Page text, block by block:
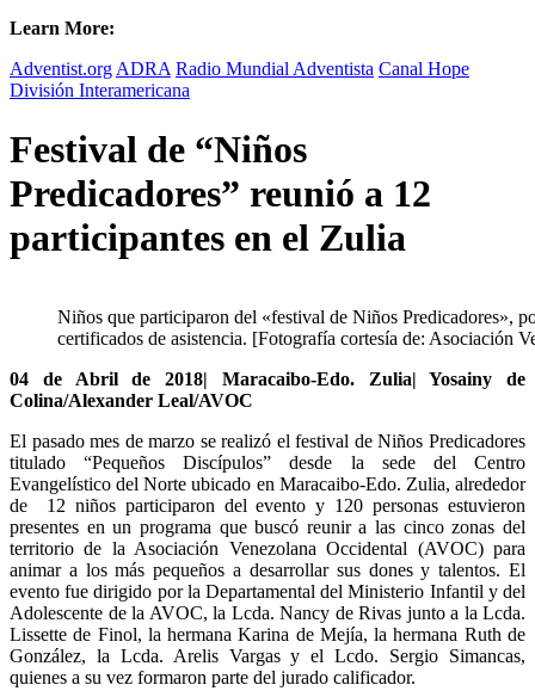
Learn More:
Adventist.org ADRA Radio Mundial Adventista Canal Hope
División Interamericana
Festival de “Niños
Predicadores” reunió a 12
participantes en el Zulia
Niños que participaron del «festival de Niños Predicadores»,
certificados de asistencia. [Fotografía cortesía de: Asociación
04 de Abril de 2018| Maracaibo-Edo. Zulia| Yosainy de
Colina/Alexander Leal/AVOC
El pasado mes de marzo se realizó el festival de Niños Predicadores
titulado “Pequeños Discípulos” desde la sede del Centro
Evangelístico del Norte ubicado en Maracaibo-Edo. Zulia, alrededor
de 12 niños participaron del evento y 120 personas estuvieron
presentes en un programa que buscó reunir a las cinco zonas del
territorio de la Asociación Venezolana Occidental (AVOC) para
animar a los más pequeños a desarrollar sus dones y talentos. El
evento fue dirigido por la Departamental del Ministerio Infantil y del
Adolescente de la AVOC, la Lcda. Nancy de Rivas junto a la Lcda.
Lissette de Finol, la hermana Karina de Mejía, la hermana Ruth de
González, la Lcda. Arelis Vargas y el Lcdo. Sergio Simancas,
quienes a su vez formaron parte del jurado calificador.